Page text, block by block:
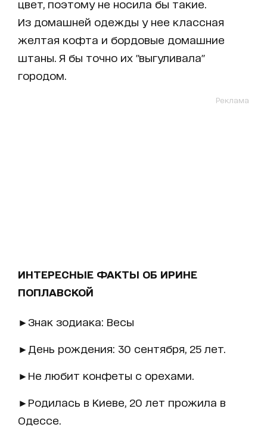
цвет, поэтому не носила бы такие.
Из домашней одежды у нее классная
желтая кофта и бордовые домашние
штаны. Я бы точно их "выгуливала"
городом.
Реклама
ИНТЕРЕСНЫЕ ФАКТЫ ОБ ИРИНЕ
ПОПЛАВСКОЙ
►Знак зодиака: Весы
►День рождения: 30 сентября, 25 лет.
►Не любит конфеты с орехами.
►Родилась в Киеве, 20 лет прожила в
Одессе.